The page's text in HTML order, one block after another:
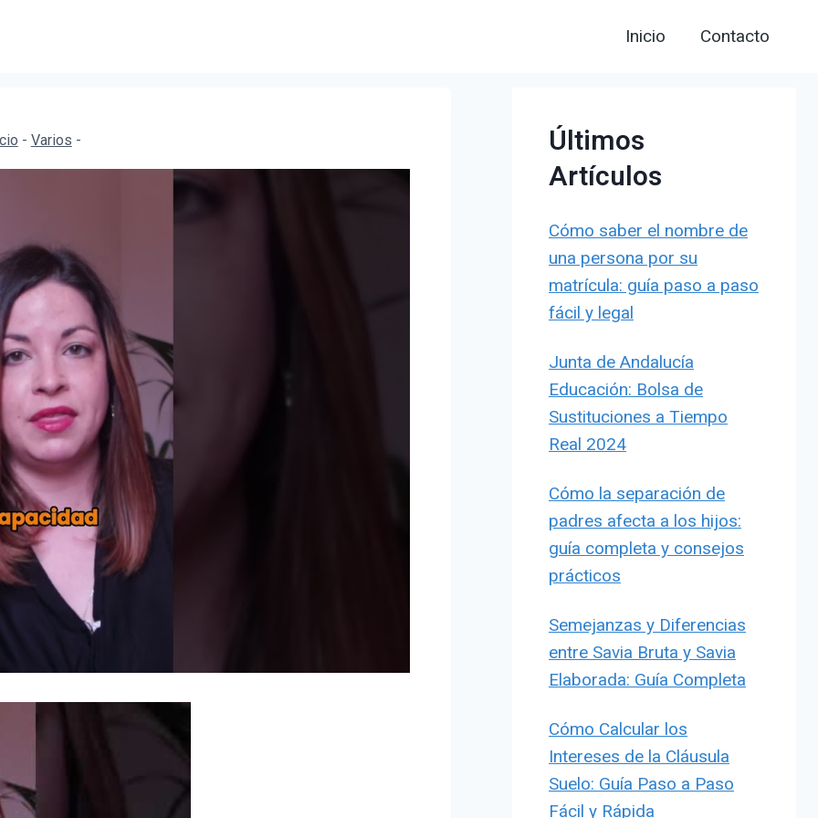
Inicio Contacto
- Varios -
Últimos
Artículos
Cómo saber el nombre de
una persona por su
matrícula: guía paso a paso
fácil y legal
Junta de Andalucía
Educación: Bolsa de
Sustituciones a Tiempo
Real 2024
Cómo la separación de
padres afecta a los hijos:
guía completa y consejos
prácticos
Semejanzas y Diferencias
entre Savia Bruta y Savia
Elaborada: Guía Completa
Cómo Calcular los
Intereses de la Cláusula
Suelo: Guía Paso a Paso
Fácil y Rápida